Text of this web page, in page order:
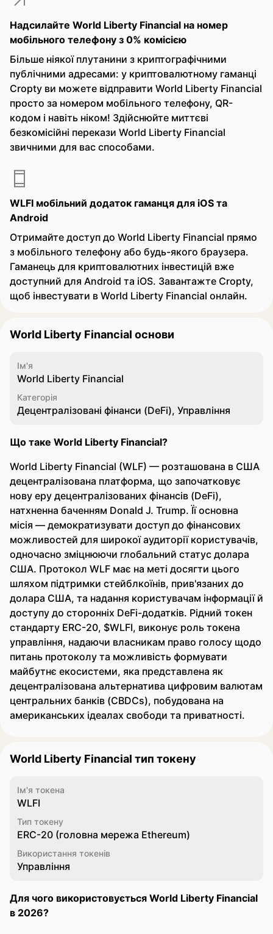
Надсилайте World Liberty Financial на номер
мобільного телефону з 0% комісією
Більше ніякої плутанини з криптографічними
публічними адресами: у криптовалютному гаманці
Cropty ви можете відправити World Liberty Financial
просто за номером мобільного телефону, QR-
кодом і навіть ніком! Здійснюйте миттєві
безкомісійні перекази World Liberty Financial
звичними для вас способами.
WLFI мобільний додаток гаманця для iOS та
Android
Отримайте доступ до World Liberty Financial прямо
з мобільного телефону або будь-якого браузера.
Гаманець для криптовалютних інвестицій вже
доступний для Android та iOS. Завантажте Cropty,
щоб інвестувати в World Liberty Financial онлайн.
World Liberty Financial основи
Ім'я
World Liberty Financial
Категорія
Децентралізовані фінанси (DeFi), Управління
Що таке World Liberty Financial?
World Liberty Financial (WLF) — розташована в США
децентралізована платформа, що започатковує
нову еру децентралізованих фінансів (DeFi),
натхненна баченням Donald J. Trump. Її основна
місія — демократизувати доступ до фінансових
можливостей для широкої аудиторії користувачів,
одночасно зміцнюючи глобальний статус долара
США. Протокол WLF має на меті досягти цього
шляхом підтримки стейблкоїнів, прив'язаних до
долара США, та надання користувачам інформації й
доступу до сторонніх DeFi-додатків. Рідний токен
стандарту ERC-20, $WLFI, виконує роль токена
управління, надаючи власникам право голосу щодо
питань протоколу та можливість формувати
майбутнє екосистеми, яка представлена як
децентралізована альтернатива цифровим валютам
центральних банків (CBDCs), побудована на
американських ідеалах свободи та приватності.
World Liberty Financial тип токену
Ім'я токена
WLFI
Тип токену
ERC-20 (головна мережа Ethereum)
Використання токенів
Управління
Для чого використовується World Liberty Financial
в 2026?